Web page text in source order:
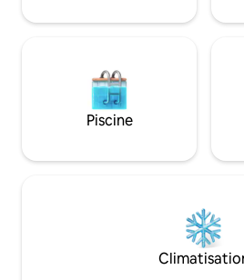
détente!
Piscine